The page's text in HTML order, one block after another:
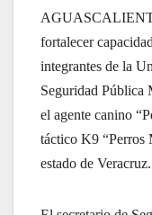
fortalecer
integrantes de la
Seguridad Pública
el agente canino
táctico K9 “Perros
estado de Veracruz.